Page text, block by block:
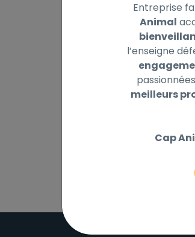
Description
Aliment diététique
pancréatique exocrine
sodium et en potassium,
faciliter la digestion ainsi
Entreprise
Animal
l’enseigne
meilleurs
Cap